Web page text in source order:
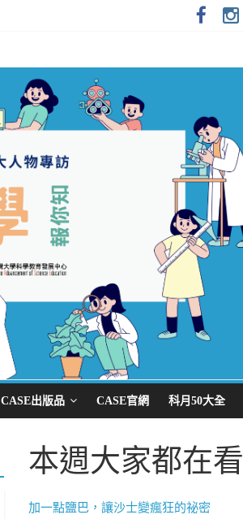
CASE出版品 CASE官網 科月50大全
本週大家都在看
加一點鹽巴，讓沙士變瘋狂的祕密